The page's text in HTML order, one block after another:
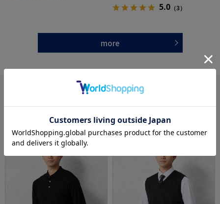
5.0 （3）
more
あなたへのおすすめ
RECOMMEND ITEM
OUTLET